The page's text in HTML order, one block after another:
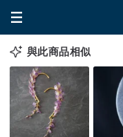
與此商品相似